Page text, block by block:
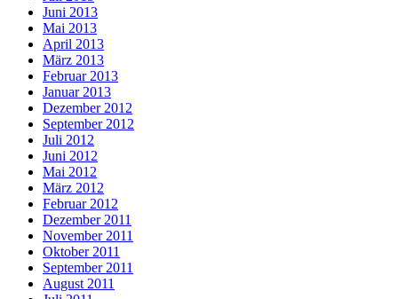
Juni 2013
Mai 2013
April 2013
März 2013
Februar 2013
Januar 2013
Dezember 2012
September 2012
Juli 2012
Juni 2012
Mai 2012
März 2012
Februar 2012
Dezember 2011
November 2011
Oktober 2011
September 2011
August 2011